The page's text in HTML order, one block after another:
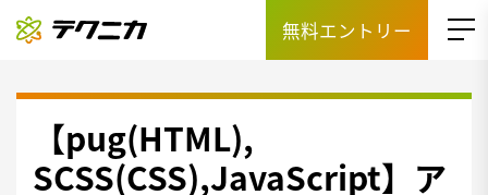
無料エントリー
【pug(HTML),
SCSS(CSS),JavaScript】ア